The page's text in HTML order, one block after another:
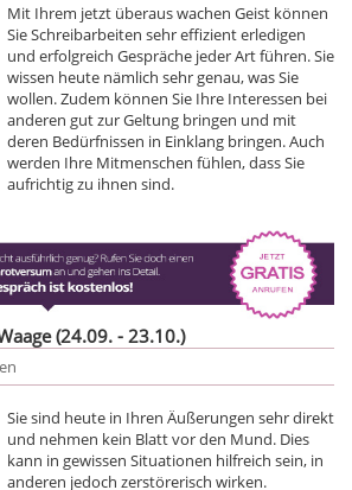
Mit Ihrem jetzt überaus wachen Geist können
Sie Schreibarbeiten sehr effizient erledigen
und erfolgreich Gespräche jeder Art führen. Sie
wissen heute nämlich sehr genau, was Sie
wollen. Zudem können Sie Ihre Interessen bei
anderen gut zur Geltung bringen und mit
deren Bedürfnissen in Einklang bringen. Auch
werden Ihre Mitmenschen fühlen, dass Sie
aufrichtig zu ihnen sind.
(24.09. - 23.10.)
Sie sind heute in Ihren Äußerungen sehr direkt
und nehmen kein Blatt vor den Mund. Dies
kann in gewissen Situationen hilfreich sein, in
anderen jedoch zerstörerisch wirken.